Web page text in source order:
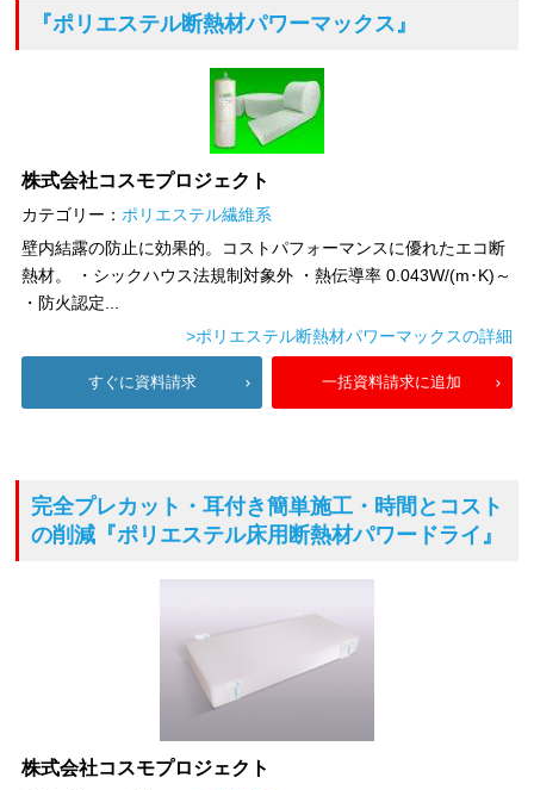
『ポリエステル断熱材パワーマックス』
株式会社コスモプロジェクト
カテゴリー： ポリエステル繊維系
壁内結露の防止に効果的。コストパフォーマンスに優れたエコ断
熱材。 ・シックハウス法規制対象外 ・熱伝導率 0.043W/(m･K)～
・防火認定...
>ポリエステル断熱材パワーマックスの詳細
すぐに資料請求 一括資料請求に追加
完全プレカット・耳付き簡単施工・時間とコスト
の削減 『ポリエステル床用断熱材パワードライ』
株式会社コスモプロジェクト